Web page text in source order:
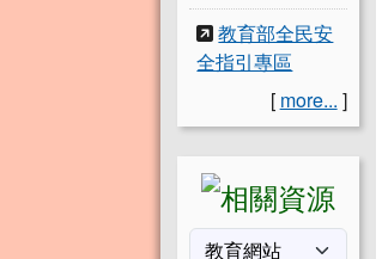
教育部全民安
全指引專區
[ more... ]